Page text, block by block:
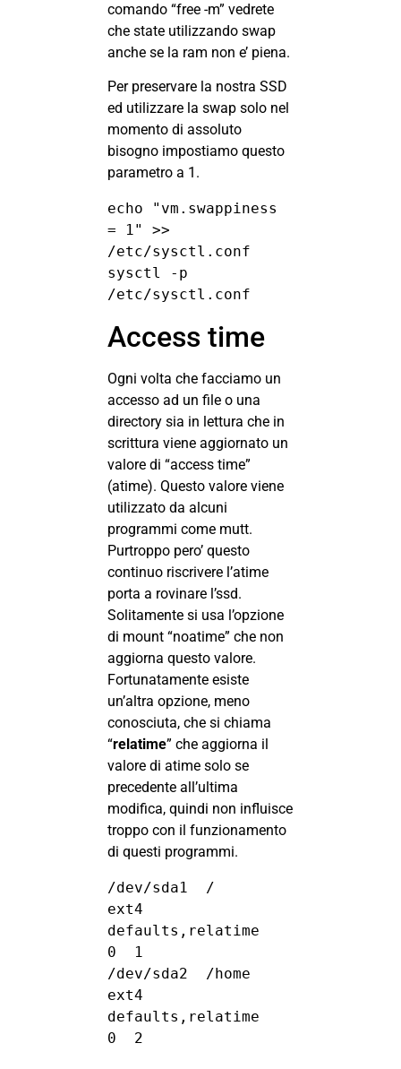
comando “free -m” vedrete
che state utilizzando swap
anche se la ram non e’ piena.
Per preservare la nostra SSD
ed utilizzare la swap solo nel
momento di assoluto
bisogno impostiamo questo
parametro a 1.
echo "vm.swappiness
= 1" >>
/etc/sysctl.conf
sysctl -p
/etc/sysctl.conf
Access time
Ogni volta che facciamo un
accesso ad un file o una
directory sia in lettura che in
scrittura viene aggiornato un
valore di “access time”
(atime). Questo valore viene
utilizzato da alcuni
programmi come mutt.
Purtroppo pero’ questo
continuo riscrivere l’atime
porta a rovinare l’ssd.
Solitamente si usa l’opzione
di mount “noatime” che non
aggiorna questo valore.
Fortunatamente esiste
un’altra opzione, meno
conosciuta, che si chiama
“relatime” che aggiorna il
valore di atime solo se
precedente all’ultima
modifica, quindi non influisce
troppo con il funzionamento
di questi programmi.
/dev/sda1  /
ext4
defaults,relatime
0  1
/dev/sda2  /home
ext4
defaults,relatime
0  2